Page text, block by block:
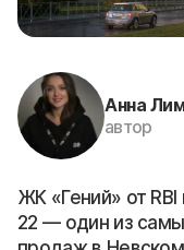
Анна
автор
ЖК «Гений» от
22 — один из